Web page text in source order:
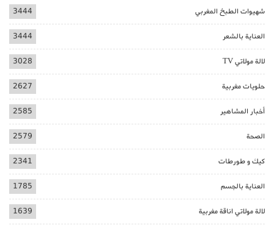
شهيوات الطبخ المغربي 3444
العناية بالشعر 3444
لالة مولاتي TV 3028
حلويات مغربية 2627
أخبار المشاهير 2585
الصحة 2579
كيك و طورطات 2341
العناية بالجسم 1785
لالة مولاتي اناقة مغربية 1639